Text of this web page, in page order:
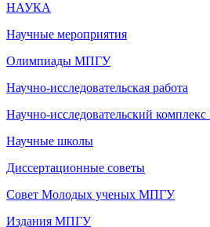
НАУКА
Научные мероприятия
Олимпиады МПГУ
Научно-исследовательская работа
Научно-исследовательский
Научные школы
Диссертационные советы
Совет Молодых ученых МПГУ
Издания МПГУ